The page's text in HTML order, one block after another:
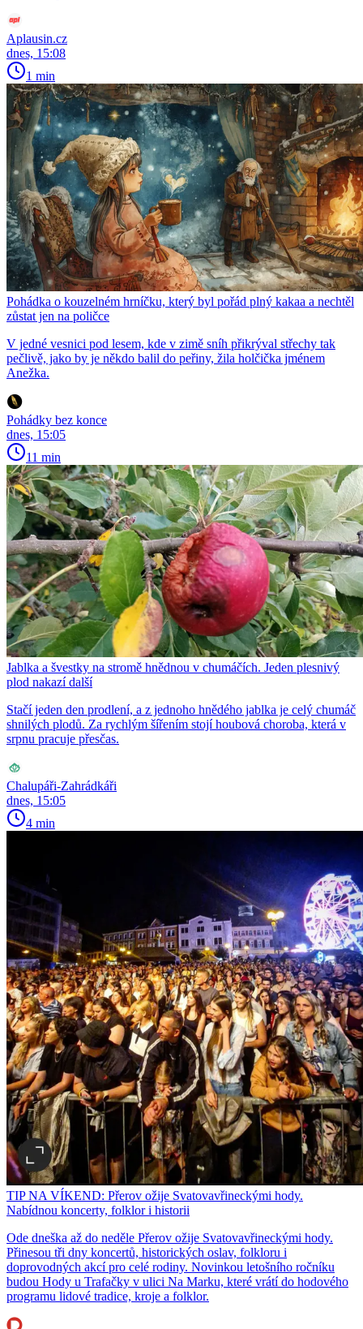
Aplausin.cz
dnes, 15:08
1 min
Pohádka o kouzelném hrníčku, který byl pořád plný kakaa a nechtěl
zůstat jen na poličce
V jedné vesnici pod lesem, kde v zimě sníh přikrýval střechy tak
pečlivě, jako by je někdo balil do peřiny, žila holčička jménem
Anežka.
Pohádky bez konce
dnes, 15:05
11 min
Jablka a švestky na stromě hnědnou v chumáčích. Jeden plesnivý
plod nakazí další
Stačí jeden den prodlení, a z jednoho hnědého jablka je celý chumáč
shnilých plodů. Za rychlým šířením stojí houbová choroba, která v
srpnu pracuje přesčas.
Chalupáři-Zahrádkáři
dnes, 15:05
4 min
TIP NA VÍKEND: Přerov ožije Svatovavřineckými hody.
Nabídnou koncerty, folklor i historii
Ode dneška až do neděle Přerov ožije Svatovavřineckými hody.
Přinesou tři dny koncertů, historických oslav, folkloru i
doprovodných akcí pro celé rodiny. Novinkou letošního ročníku
budou Hody u Trafačky v ulici Na Marku, které vrátí do hodového
programu lidové tradice, kroje a folklor.